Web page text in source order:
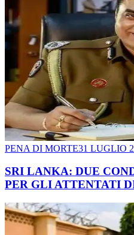
PENA DI MORTE31 LUGLIO
SRI LANKA: DUE
PER GLI ATTENTATI